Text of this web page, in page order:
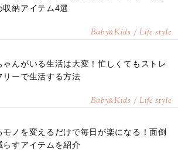
収納アイテム4選
Baby&Kids / Life style
ゃんがいる生活は大変！忙しくてもストレ
リーで生活する方法
Baby&Kids / Life style
モノを変えるだけで毎日が楽になる！面倒
らすアイテムを紹介